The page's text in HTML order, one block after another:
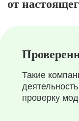
от
Такие
проверку